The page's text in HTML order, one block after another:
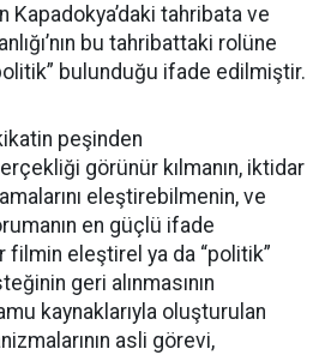
tahribata ve
bu tahribattaki rolüne
bulunduğu ifade edilmiştir.
peşinden
görünür kılmanın, iktidar
eleştirebilmenin, ve
en güçlü ifade
filmin eleştirel ya da “politik”
geri alınmasının
kaynaklarıyla oluşturulan
asli görevi,